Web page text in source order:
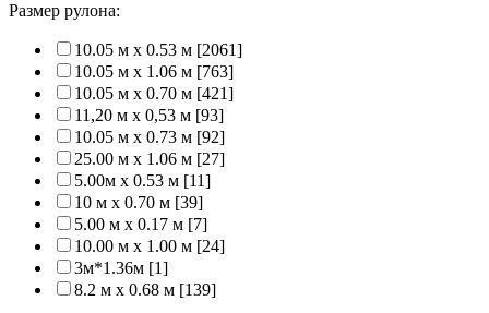
Размер рулона:
10.05 м x 0.53 м [2061]
10.05 м x 1.06 м [763]
10.05 м x 0.70 м [421]
11,20 м х 0,53 м [93]
10.05 м x 0.73 м [92]
25.00 м x 1.06 м [27]
5.00м x 0.53 м [11]
10 м x 0.70 м [39]
5.00 м x 0.17 м [7]
10.00 м x 1.00 м [24]
3м*1.36м [1]
8.2 м x 0.68 м [139]